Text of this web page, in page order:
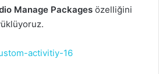
Manage Packages özelliğini